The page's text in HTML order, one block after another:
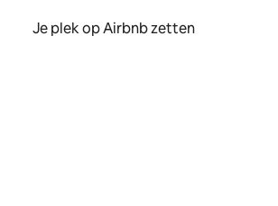
Je plek op Airbnb zetten